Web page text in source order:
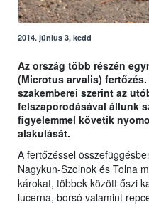
2014. június 3, kedd
Az ország több részén
(Microtus arvalis)
szakemberei szerint az
felszaporodásával állunk
figyelemmel követik
alakulását.
A fertőzéssel
Nagykun-Szolnok és Tolna
károkat, többek között őszi
lucerna, borsó valamint